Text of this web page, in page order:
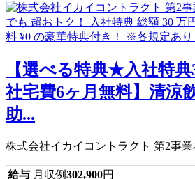
【選べる特典★入社特
社宅費6ヶ月無料】清涼
助...
株式会社イカイコントラクト 第2事業
給与 月収例302,900円